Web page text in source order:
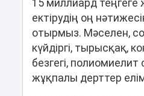
15 миллиард теңгеге
ектірудің оң
отырмыз. Мәселен,
күйдiргi, тырысқақ,
безгегі,
жұқпалы дерттер